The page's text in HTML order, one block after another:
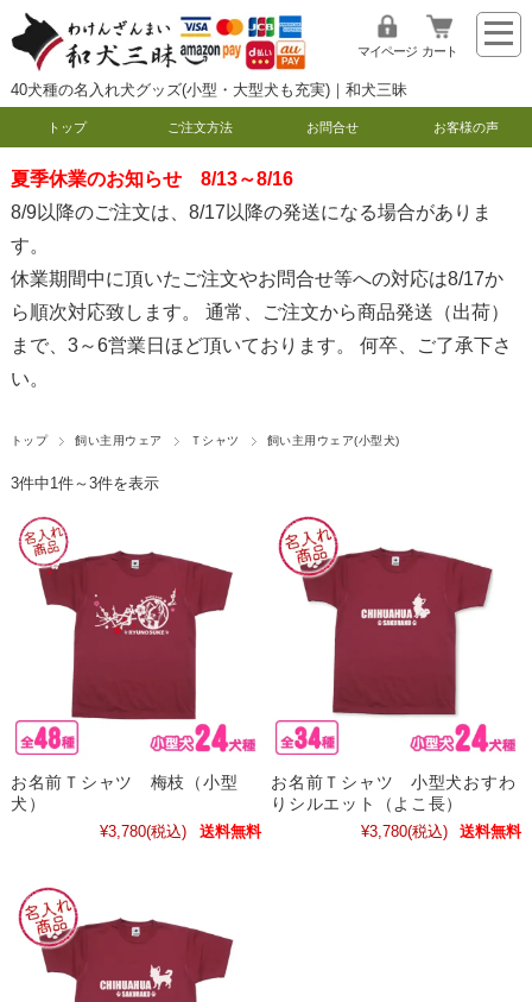
40犬種の名入れ犬グッズ(小型・大型犬も充実)｜和犬三昧
マイページ カート
トップ ご注文方法 お問合せ お客様の声
夏季休業のお知らせ 8/13～8/16
8/9以降のご注文は、8/17以降の発送になる場合がありま
す。
休業期間中に頂いたご注文やお問合せ等への対応は8/17か
ら順次対応致します。 通常、ご注文から商品発送（出荷）
まで、3～6営業日ほど頂いております。 何卒、ご了承下さ
い。
トップ 飼い主用ウェア Ｔシャツ 飼い主用ウェア(小型犬)
3件中1件～3件を表示
お名前Ｔシャツ 梅枝（小型
犬）
¥3,780(税込) 送料無料
お名前Ｔシャツ 小型犬おすわ
りシルエット（よこ長）
¥3,780(税込) 送料無料